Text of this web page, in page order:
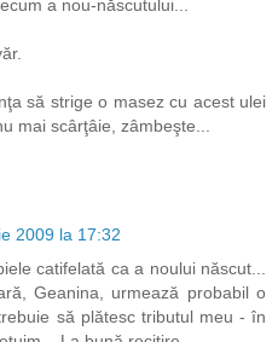
a nou-născutului...
să strige o masez cu acest ulei
mai scârţâie, zâmbeşte...
2009 la 17:32
catifelată ca a noului născut...
Geanina, urmează probabil o
să plătesc tributul meu - în